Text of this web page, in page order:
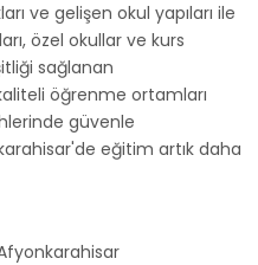
ve gelişen okul yapıları ile
özel okullar ve kurs
sağlanan
öğrenme ortamları
güvenle
eğitim artık daha